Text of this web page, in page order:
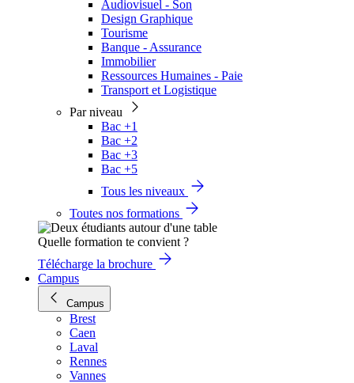
Audiovisuel - Son
Design Graphique
Tourisme
Banque - Assurance
Immobilier
Ressources Humaines - Paie
Transport et Logistique
Par niveau
Bac +1
Bac +2
Bac +3
Bac +5
Tous les niveaux
Toutes nos formations
Quelle formation te convient ?
Télécharge la brochure
Campus
Campus
Brest
Caen
Laval
Rennes
Vannes